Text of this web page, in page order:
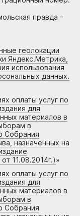
правда –
геолокации
Яндекс.Метрика,
использования
данных.
оплаты услуг по
для
материалов в
в
Собрания
назначенных на
11.08.2014г.)»
оплаты услуг по
для
материалов в
в
Собрания